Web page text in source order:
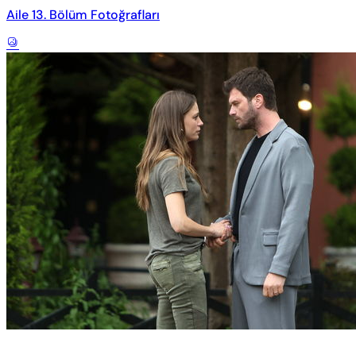
Aile 13. Bölüm Fotoğrafları